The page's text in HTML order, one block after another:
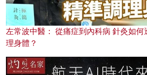
左常波中醫： 從痛症到內科病 針灸如何
理身體？